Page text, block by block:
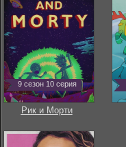
9 сезон 10 серия
Рик и Морти